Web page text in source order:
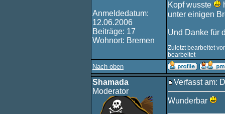
Anmeldedatum:
12.06.2006
Beiträge: 17
Wohnort: Bremen
Kopf wusste
unter einigen
Und Danke für
Zuletzt bearbeitet
bearbeitet
Nach oben
Shamada
Moderator
Verfasst am:
Wunderbar